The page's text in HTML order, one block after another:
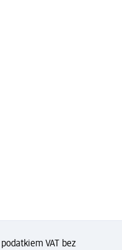
VAT bez